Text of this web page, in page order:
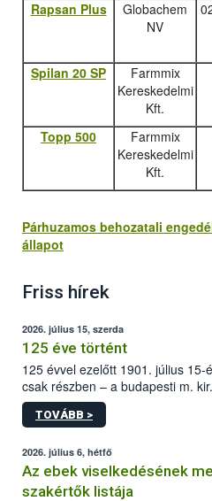
Rapsan Plus
Globachem
NV
Spilan 20 SP
Farmmix
Kereskedelmi
Kft.
Topp 500
Farmmix
Kereskedelmi
Kft.
Párhuzamos behozatali
állapot
Friss hírek
2026. július 15, szerda
125 éve történt
125 évvel ezelőtt 1901. július
csak részben – a budapesti m.
állomás a Kis Rókus utca 15.
tervezett új épületébe.
TOVÁBB >
2026. július 6, hétfő
Az ebek viselkedésének
szakértők listája